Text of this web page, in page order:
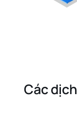
Các